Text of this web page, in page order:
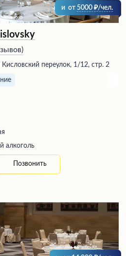
и от 5000 /чел.
)
переулок, 1/12, стр. 2
алкоголь
Позвонить